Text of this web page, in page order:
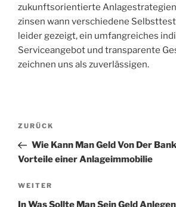
zukunftsorientierte
zinsen wann verschiedene
leider gezeigt, ein umfangreiches
Serviceangebot und transparente
zeichnen uns als zuverlässigen.
Beitragsnavigation
Vorheriger
Beitrag
ZURÜCK
Wie Kann Man Geld Von Der
Vorteile einer Anlageimmobilie
Nächster
Beitrag
WEITER
In Was Sollte Man Sein Geld